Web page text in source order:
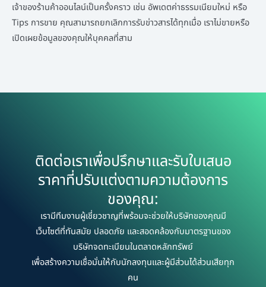
เจ้าของร้านค้าออนไลน์เป็นครั้งคราว เช่น อัพเดตค่าธรรมเนียมใหม่ หรือ
Tips การขาย คุณสามารถยกเลิกการรับข่าวสารได้ทุกเมื่อ เราไม่ขายหรือ
เปิดเผยข้อมูลของคุณให้บุคคลที่สาม
ติดต่อเราเพื่อปรึกษาและรับใบเสนอ
ราคาที่ปรับแต่งตามความต้องการ
ของคุณ:
เรามีทีมงานผู้เชี่ยวชาญที่พร้อมจะช่วยให้บริษัทของคุณมี
เว็บไซต์ที่ทันสมัย ปลอดภัย และสอดคล้องกับมาตรฐานของ
บริษัทจดทะเบียนในตลาดหลักทรัพย์
เพื่อสร้างความเชื่อมั่นให้กับนักลงทุนและผู้มีส่วนได้ส่วนเสียทุก
คน